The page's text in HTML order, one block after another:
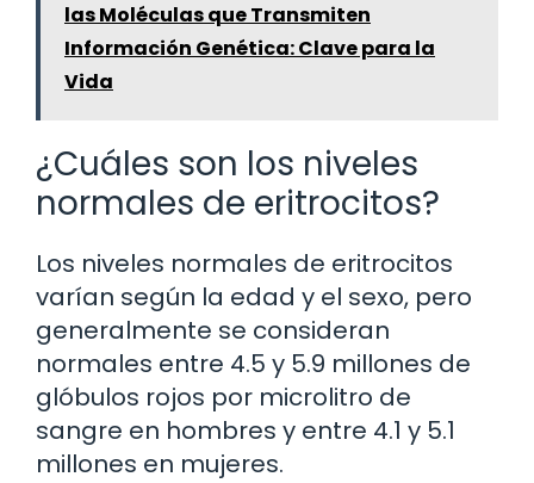
las Moléculas que Transmiten
Información Genética: Clave para la
Vida
¿Cuáles son los niveles
normales de eritrocitos?
Los niveles normales de eritrocitos
varían según la edad y el sexo, pero
generalmente se consideran
normales entre 4.5 y 5.9 millones de
glóbulos rojos por microlitro de
sangre en hombres y entre 4.1 y 5.1
millones en mujeres.